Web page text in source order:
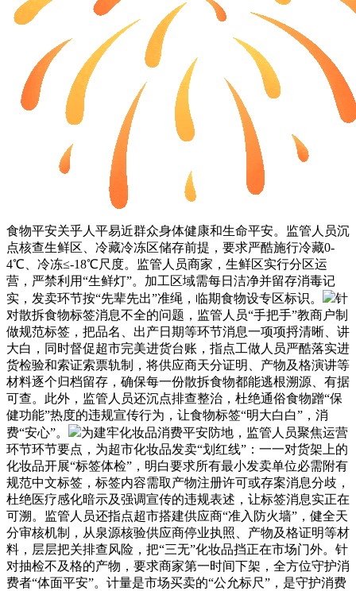
食物平安关乎人平易近群众身体健康和生命平安。监管人员沉
点核查生鲜区、冷藏冷冻区储存前提，要求严酷施行冷藏0-
4℃、冷冻≤-18℃尺度。监管人员商家，生鲜区实行分区运
营，严禁利用“生鲜灯”。加工区域需每日洁净并留存消毒记
实，发卖环节按“先辈先出”准绳，临期食物设专区标识。
针
对散拆食物标签消息不全的问题，监管人员“手把手”教商户制
做规范标签，把品名、出产日期等环节消息一项项捋清晰、讲
大白，同时督促超市完美进货台账，指点工做人员严酷落实进
货检验和索证索票轨制，将供应商天分证明、产物及格演讲等
材料逐个归档留存，确保每一份散拆食物都能逃根溯源、有据
可查。此外，监管人员还沉点排查整治，杜绝通俗食物蹭“保
健功能”热度的违规宣传行为，让食物标签“明大白白”，消
费“安心”。
为建牢化妆品消费平安防地，监管人员聚焦运营
环节环节要点，为超市化妆品发卖“划红线”：一一对货架上的
化妆品开展“标签体检”，明白要求所有最小发卖单位必需附有
规范中文标签，标签内容需取产物注册许可或存案消息分歧，
杜绝医疗感化暗示及强调宣传的违规表述，让标签消息实正在
可溯。监管人员还指点超市搭建供应商“准入防火墙”，健全天
分审核机制，从泉源核验供应商停业执照、产物及格证明等材
料，层层把关排查风险，把“三无”化妆品挡正在市场门外。针
对抽检不及格的产物，要求商家第一时间下架，全方位守护消
费者“体面平安”。计量是市场买卖的“公允标尺”，是守护消费